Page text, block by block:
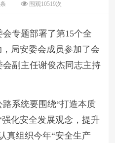
围观10519次
专题部署了第15个全
局安委会成员参加了会
副主任谢俊杰同志主持
系统要围绕“打造本质
化安全发展观念，提升
真组织今年“安全生产